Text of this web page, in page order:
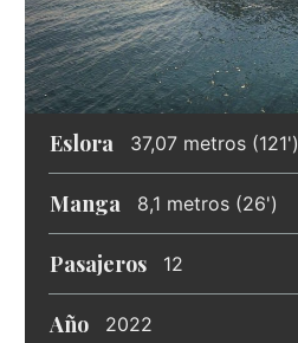
Eslora 37,07 metros (121')
Manga 8,1 metros (26')
Pasajeros 12
Año 2022